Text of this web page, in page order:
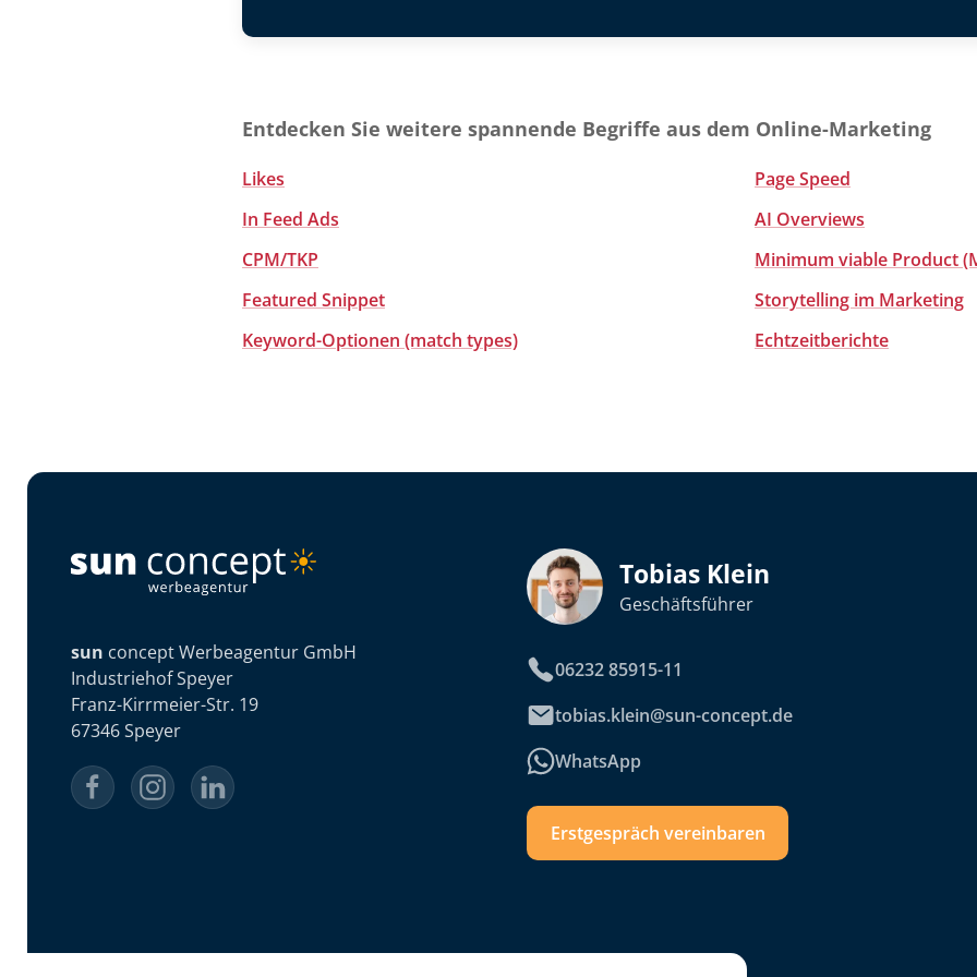
Entdecken Sie weitere spannende Begriffe aus dem Online-Marketing
Likes
Page Speed
In Feed Ads
AI Overviews
CPM/TKP
Minimum viable Product
Featured Snippet
Storytelling im Marketing
Keyword-Optionen (match types)
Echtzeitberichte
sun concept Werbeagentur GmbH
Industriehof Speyer
Franz-Kirrmeier-Str. 19
67346 Speyer
Tobias Klein
Geschäftsführer
06232 85915-11
tobias.klein@sun-concept.de
WhatsApp
Erstgespräch vereinbaren